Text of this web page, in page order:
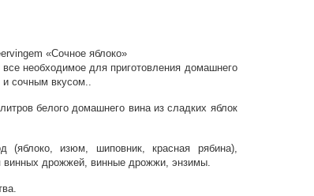
«Сочное яблоко»
необходимое для приготовления домашнего
и сочным вкусом..
белого домашнего вина из сладких яблок
(яблоко, изюм, шиповник, красная рябина),
винных дрожжей, винные дрожжи, энзимы.